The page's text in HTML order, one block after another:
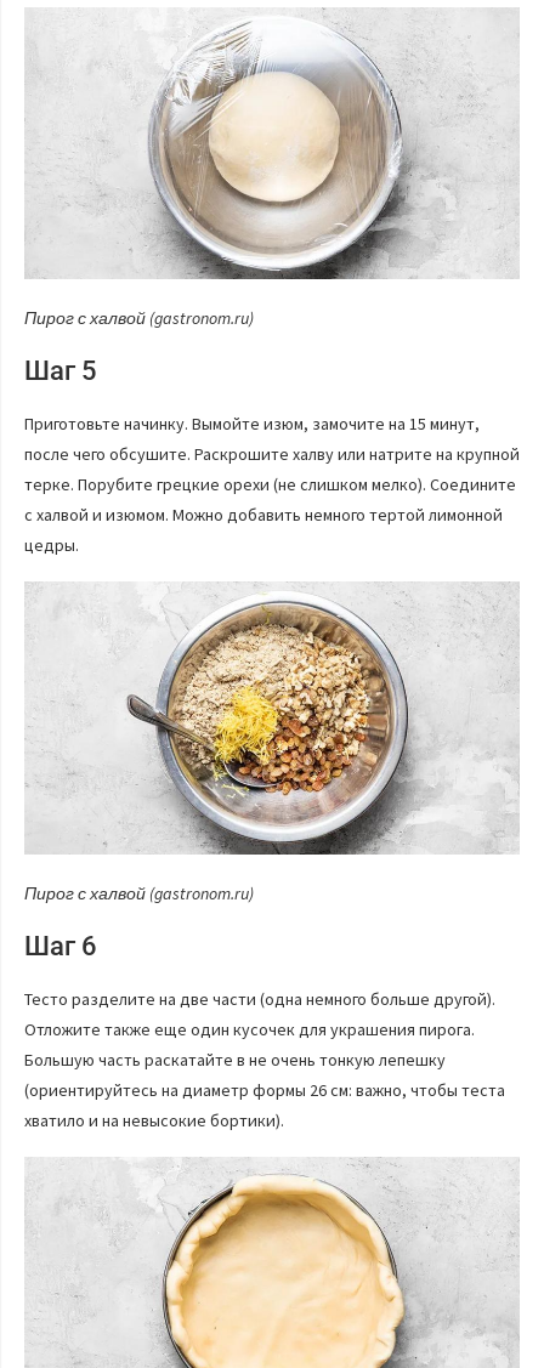
Пирог с халвой (gastronom.ru)
Шаг 5
Приготовьте начинку. Вымойте изюм, замочите на 15 минут,
после чего обсушите. Раскрошите халву или натрите на крупной
терке. Порубите грецкие орехи (не слишком мелко). Соедините
с халвой и изюмом. Можно добавить немного тертой лимонной
цедры.
Пирог с халвой (gastronom.ru)
Шаг 6
Тесто разделите на две части (одна немного больше другой).
Отложите также еще один кусочек для украшения пирога.
Большую часть раскатайте в не очень тонкую лепешку
(ориентируйтесь на диаметр формы 26 см: важно, чтобы теста
хватило и на невысокие бортики).